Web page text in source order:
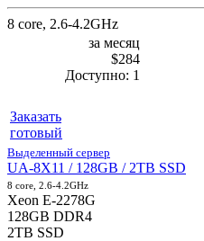
8 core, 2.6-4.2GHz
за месяц
$284
Доступно: 1
Заказать
готовый
Выделенный сервер
UA-8X11 / 128GB / 2TB SSD
8 core, 2.6-4.2GHz
Xeon E-2278G
128GB DDR4
2TB SSD